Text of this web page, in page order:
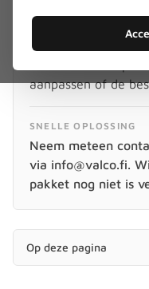
De klant heeft een
product bestelt en
aanpassen of de
SNELLE OPLOSSING
Neem meteen
via info@valco.fi.
pakket nog niet is
Op deze pagina